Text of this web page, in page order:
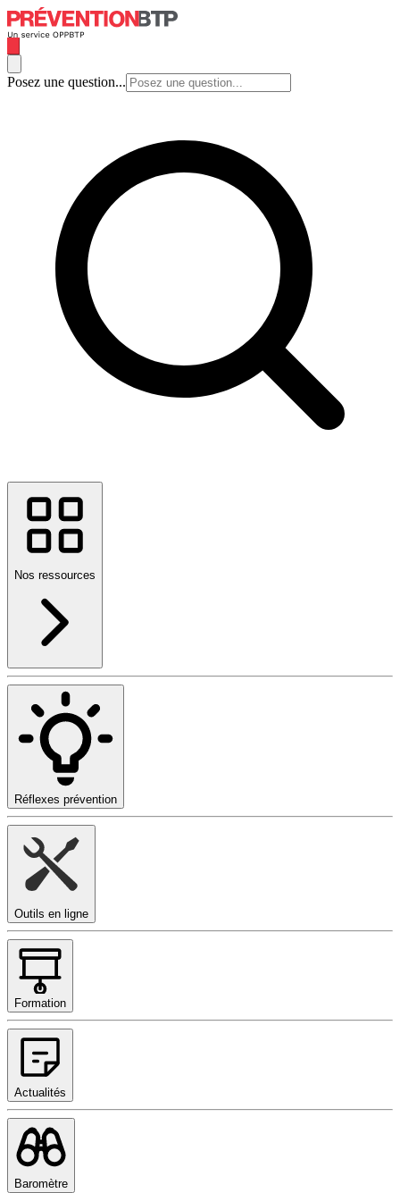
Posez une question...
Nos ressources
Réflexes prévention
Outils en ligne
Formation
Actualités
Baromètre